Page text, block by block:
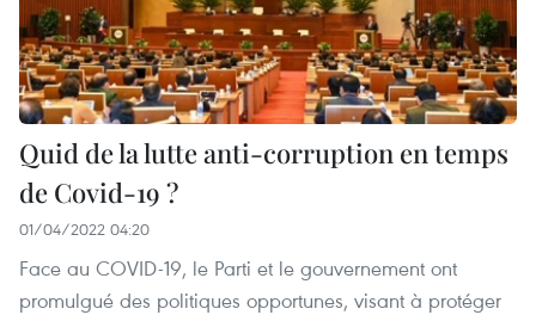
Quid de la lutte anti-corruption en temps
de Covid-19 ?
01/04/2022 04:20
Face au COVID-19, le Parti et le gouvernement ont
promulgué des politiques opportunes, visant à protéger